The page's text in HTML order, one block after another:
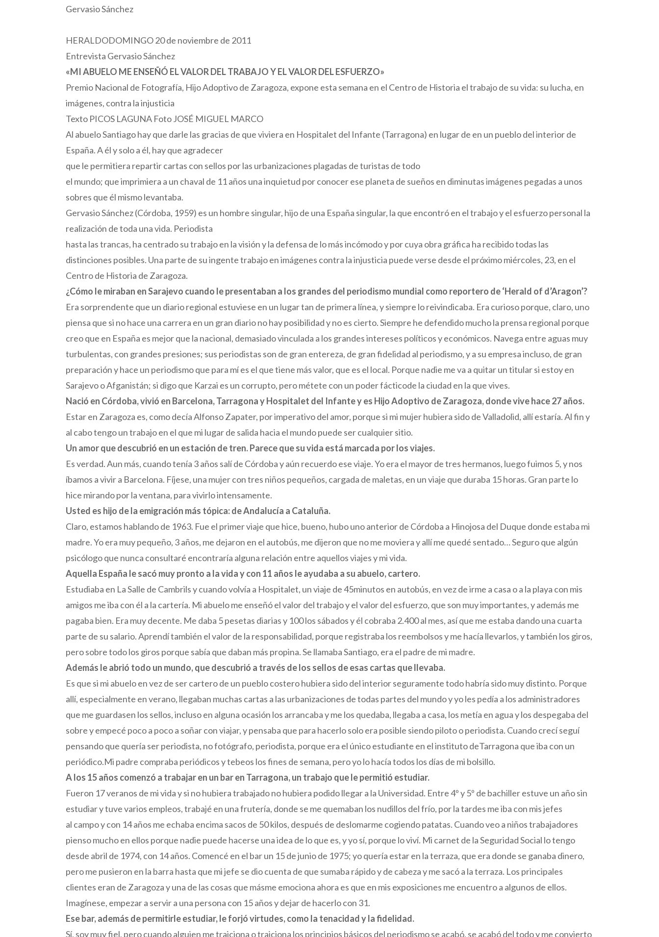
Gervasio Sánchez
HERALDODOMINGO 20 de noviembre de 2011
Entrevista Gervasio Sánchez
«MI ABUELO ME ENSEÑÓ EL VALOR DEL TRABAJO Y EL VALOR DEL ESFUERZO»
Premio Nacional de Fotografía, Hijo Adoptivo de Zaragoza, expone esta semana en el Centro de Historia el trabajo de su vida: su lucha, en
imágenes, contra la injusticia
Texto PICOS LAGUNA Foto JOSÉ MIGUEL MARCO
Al abuelo Santiago hay que darle las gracias de que viviera en Hospitalet del Infante (Tarragona) en lugar de en un pueblo del interior de
España. A él y solo a él, hay que agradecer
que le permitiera repartir cartas con sellos por las urbanizaciones plagadas de turistas de todo
el mundo; que imprimiera a un chaval de 11 años una inquietud por conocer ese planeta de sueños en diminutas imágenes pegadas a unos
sobres que él mismo levantaba.
Gervasio Sánchez (Córdoba, 1959) es un hombre singular, hijo de una España singular, la que encontró en el trabajo y el esfuerzo personal la
realización de toda una vida. Periodista
hasta las trancas, ha centrado su trabajo en la visión y la defensa de lo más incómodo y por cuya obra gráfica ha recibido todas las
distinciones posibles. Una parte de su ingente trabajo en imágenes contra la injusticia puede verse desde el próximo miércoles, 23, en el
Centro de Historia de Zaragoza.
¿Cómo le miraban en Sarajevo cuando le presentaban a los grandes del periodismo mundial como reportero de ‘Herald of d’Aragon’?
Era sorprendente que un diario regional estuviese en un lugar tan de primera línea, y siempre lo reivindicaba. Era curioso porque, claro, uno
piensa que si no hace una carrera en un gran diario no hay posibilidad y no es cierto. Siempre he defendido mucho la prensa regional porque
creo que en España es mejor que la nacional, demasiado vinculada a los grandes intereses políticos y económicos. Navega entre aguas muy
turbulentas, con grandes presiones; sus periodistas son de gran entereza, de gran fidelidad al periodismo, y a su empresa incluso, de gran
preparación y hace un periodismo que para mí es el que tiene más valor, que es el local. Porque nadie me va a quitar un titular si estoy en
Sarajevo o Afganistán; si digo que Karzai es un corrupto, pero métete con un poder fácticode la ciudad en la que vives.
Nació en Córdoba, vivió en Barcelona, Tarragona y Hospitalet del Infante y es Hijo Adoptivo de Zaragoza, donde vive hace 27 años.
Estar en Zaragoza es, como decía Alfonso Zapater, por imperativo del amor, porque si mi mujer hubiera sido de Valladolid, allí estaría. Al fin y
al cabo tengo un trabajo en el que mi lugar de salida hacia el mundo puede ser cualquier sitio.
Un amor que descubrió en un estación de tren. Parece que su vida está marcada por los viajes.
Es verdad. Aun más, cuando tenía 3 años salí de Córdoba y aún recuerdo ese viaje. Yo era el mayor de tres hermanos, luego fuimos 5, y nos
íbamos a vivir a Barcelona. Fíjese, una mujer con tres niños pequeños, cargada de maletas, en un viaje que duraba 15 horas. Gran parte lo
hice mirando por la ventana, para vivirlo intensamente.
Usted es hijo de la emigración más tópica: de Andalucía a Cataluña.
Claro, estamos hablando de 1963. Fue el primer viaje que hice, bueno, hubo uno anterior de Córdoba a Hinojosa del Duque donde estaba mi
madre. Yo era muy pequeño, 3 años, me dejaron en el autobús, me dijeron que no me moviera y allí me quedé sentado… Seguro que algún
psicólogo que nunca consultaré encontraría alguna relación entre aquellos viajes y mi vida.
Aquella España le sacó muy pronto a la vida y con 11 años le ayudaba a su abuelo, cartero.
Estudiaba en La Salle de Cambrils y cuando volvía a Hospitalet, un viaje de 45minutos en autobús, en vez de irme a casa o a la playa con mis
amigos me iba con él a la cartería. Mi abuelo me enseñó el valor del trabajo y el valor del esfuerzo, que son muy importantes, y además me
pagaba bien. Era muy decente. Me daba 5 pesetas diarias y 100 los sábados y él cobraba 2.400 al mes, así que me estaba dando una cuarta
parte de su salario. Aprendí también el valor de la responsabilidad, porque registraba los reembolsos y me hacía llevarlos, y también los giros,
pero sobre todo los giros porque sabía que daban más propina. Se llamaba Santiago, era el padre de mi madre.
Además le abrió todo un mundo, que descubrió a través de los sellos de esas cartas que llevaba.
Es que si mi abuelo en vez de ser cartero de un pueblo costero hubiera sido del interior seguramente todo habría sido muy distinto. Porque
allí, especialmente en verano, llegaban muchas cartas a las urbanizaciones de todas partes del mundo y yo les pedía a los administradores
que me guardasen los sellos, incluso en alguna ocasión los arrancaba y me los quedaba, llegaba a casa, los metía en agua y los despegaba del
sobre y empecé poco a poco a soñar con viajar, y pensaba que para hacerlo solo era posible siendo piloto o periodista. Cuando crecí seguí
pensando que quería ser periodista, no fotógrafo, periodista, porque era el único estudiante en el instituto deTarragona que iba con un
periódico.Mi padre compraba periódicos y tebeos los fines de semana, pero yo lo hacía todos los días de mi bolsillo.
A los 15 años comenzó a trabajar en un bar en Tarragona, un trabajo que le permitió estudiar.
Fueron 17 veranos de mi vida y si no hubiera trabajado no hubiera podido llegar a la Universidad. Entre 4º y 5º de bachiller estuve un año sin
estudiar y tuve varios empleos, trabajé en una frutería, donde se me quemaban los nudillos del frío, por la tardes me iba con mis jefes
al campo y con 14 años me echaba encima sacos de 50 kilos, después de deslomarme cogiendo patatas. Cuando veo a niños trabajadores
pienso mucho en ellos porque nadie puede hacerse una idea de lo que es, y yo sí, porque lo viví. Mi carnet de la Seguridad Social lo tengo
desde abril de 1974, con 14 años. Comencé en el bar un 15 de junio de 1975; yo quería estar en la terraza, que era donde se ganaba dinero,
pero me pusieron en la barra hasta que mi jefe se dio cuenta de que sumaba rápido y de cabeza y me sacó a la terraza. Los principales
clientes eran de Zaragoza y una de las cosas que másme emociona ahora es que en mis exposiciones me encuentro a algunos de ellos.
Imagínese, empezar a servir a una persona con 15 años y dejar de hacerlo con 31.
Ese bar, además de permitirle estudiar, le forjó virtudes, como la tenacidad y la fidelidad.
Sí, soy muy fiel, pero cuando alguien me traiciona o traiciona los principios básicos del periodismo se acabó, se acabó del todo y me convierto